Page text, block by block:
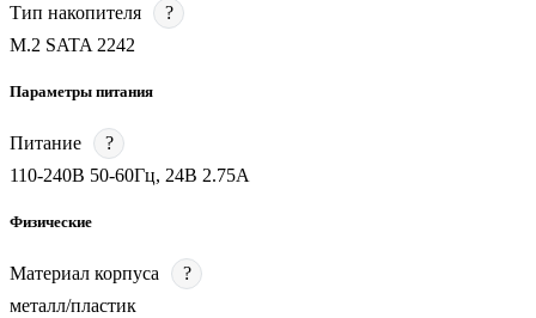
Тип накопителя
?
M.2 SATA 2242
Параметры питания
Питание
?
110-240В 50-60Гц, 24В 2.75А
Физические
Материал корпуса
?
металл/пластик